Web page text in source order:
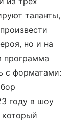
таланты,
но и на
программа
с форматами:
году в шоу
который